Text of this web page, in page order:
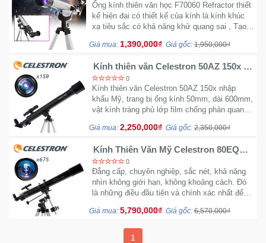
Giải
Trí
Điện
Gia
Dụng
Máy
Máy
bay
flycam
Ống kính thiên văn học F70060 Refractor thiết
kế hiện đại có thiết kế của kính là kính khúc
xạ tiêu sắc có khả năng khử quang sai , Tạo
ảo.
Giá mua: 1,390,000₫ Giá gốc: 1,950,000₫
Kính thiên văn Celestron 50AZ 150x -
Hàng USA
0
Kính thiên văn Celestron 50AZ 150x nhập
khẩu Mỹ, trang bị ống kính 50mm, dài 600mm,
vật kính tráng phủ lớp film chống phản quang
khỏi những tia có hạ
Giá mua: 2,250,000₫ Giá gốc: 2,350,000₫
Kính Thiên Văn Mỹ Celestron 80EQ
675x - Hàng nhập USA trực tiếp
0
Đẳng cấp, chuyên nghiệp, sắc nét, khả năng
nhìn không giới hạn, không khoảng cách. Đó
là những điều đầu tiên và chính xác nhất để
của hãng Celestron Mỹ.
Giá mua: 5,790,000₫ Giá gốc: 6,570,000₫
1